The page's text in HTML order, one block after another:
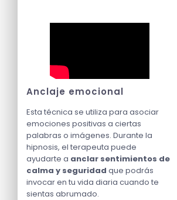
Anclaje emocional
Esta técnica se utiliza para asociar
emociones positivas a ciertas
palabras o imágenes. Durante la
hipnosis, el terapeuta puede
ayudarte a anclar sentimientos de
calma y seguridad que podrás
invocar en tu vida diaria cuando te
sientas abrumado.